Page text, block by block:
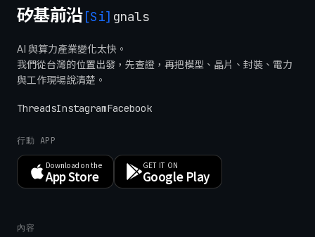
矽基前沿[Si] gnals
AI 與算力產業變化太快。
我們從台灣的位置出發，先查證，再把模型、晶片、封裝、電力
與工作現場說清楚。
ThreadsInstagramFacebook
行動 APP
Download on the
App Store
GET IT ON
Google Play
內容